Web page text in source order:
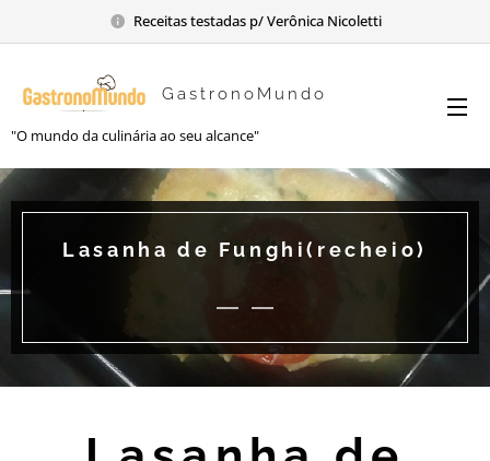
Receitas testadas p/ Verônica Nicoletti
GastronoMundo
"O mundo da culinária ao seu alcance"
Lasanha de Funghi(recheio)